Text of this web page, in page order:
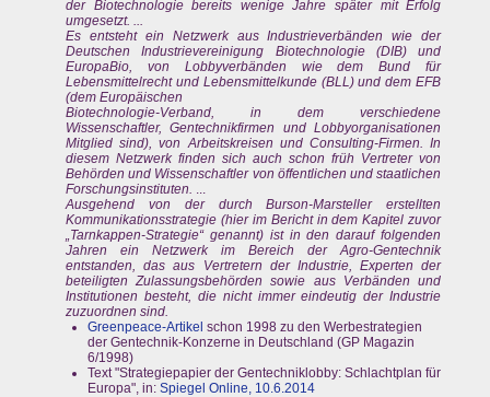
der Biotechnologie bereits wenige Jahre später mit Erfolg
umgesetzt. ...
Es entsteht ein Netzwerk aus Industrieverbänden wie der
Deutschen Industrievereinigung Biotechnologie (DIB) und
EuropaBio, von Lobbyverbänden wie dem Bund für
Lebensmittelrecht und Lebensmittelkunde (BLL) und dem EFB
(dem Europäischen
Biotechnologie-Verband, in dem verschiedene
Wissenschaftler, Gentechnikfirmen und Lobbyorganisationen
Mitglied sind), von Arbeitskreisen und Consulting-Firmen. In
diesem Netzwerk finden sich auch schon früh Vertreter von
Behörden und Wissenschaftler von öffentlichen und staatlichen
Forschungsinstituten.
Ausgehend von der durch Burson-Marsteller erstellten
Kommunikationsstrategie (hier im Bericht in dem Kapitel zuvor
„Tarnkappen-Strategie“ genannt) ist in den darauf folgenden
Jahren ein Netzwerk im Bereich der Agro-Gentechnik
entstanden, das aus Vertretern der Industrie, Experten der
beteiligten Zulassungsbehörden sowie aus Verbänden und
Institutionen besteht, die nicht immer eindeutig der Industrie
zuzuordnen sind.
Greenpeace-Artikel schon 1998 zu den Werbestrategien
der Gentechnik-Konzerne in Deutschland (GP Magazin
6/1998)
Text "Strategiepapier der Gentechniklobby: Schlachtplan für
Europa", in: Spiegel Online, 10.6.2014